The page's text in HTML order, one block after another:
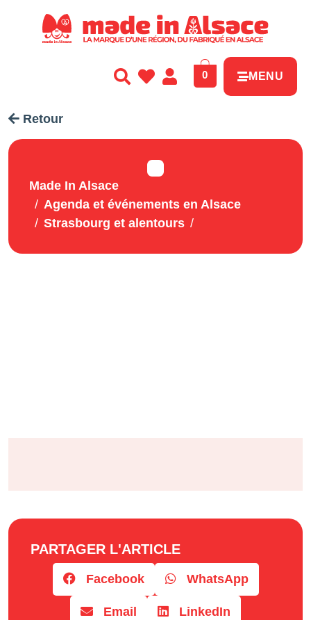
0 MENU
Retour
Made In Alsace
Agenda et événements en Alsace
Strasbourg et alentours
PARTAGER L'ARTICLE
Facebook WhatsApp
Email LinkedIn